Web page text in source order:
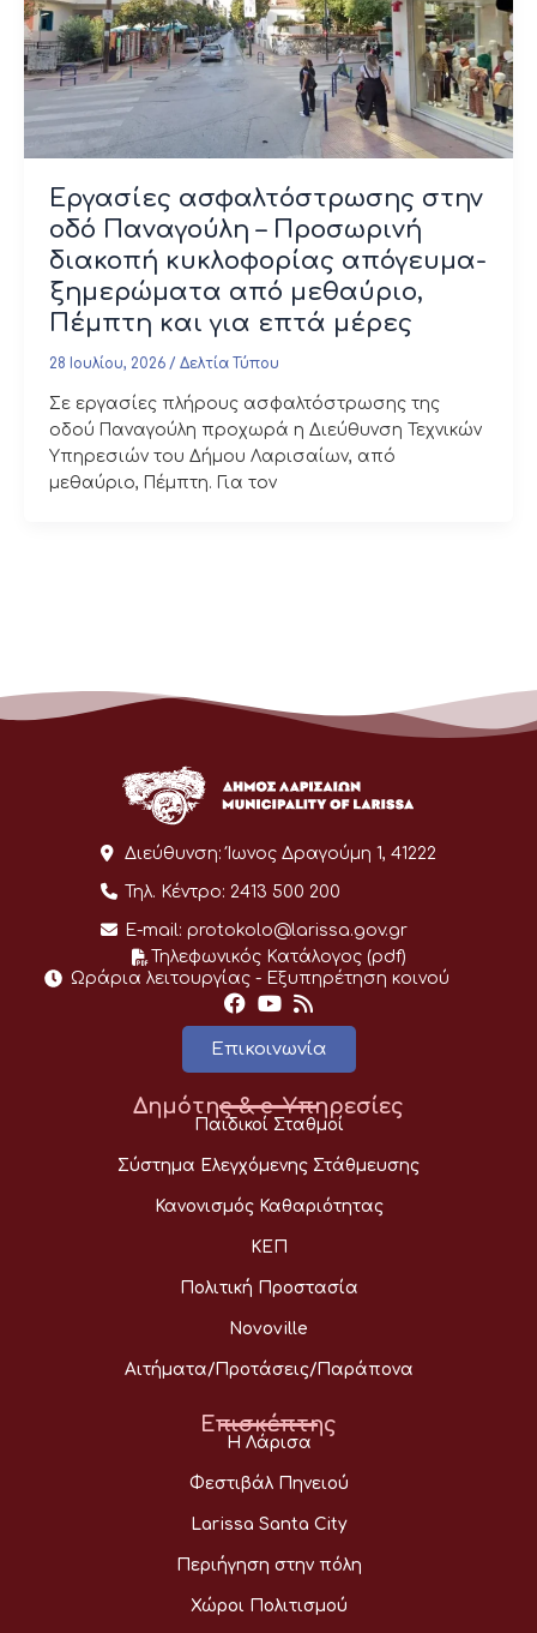
Εργασίες ασφαλτόστρωσης στην
οδό Παναγούλη – Προσωρινή
διακοπή κυκλοφορίας απόγευμα-
ξημερώματα από μεθαύριο,
Πέμπτη και για επτά μέρες
28 Ιουλίου, 2026 / Δελτία Τύπου
Σε εργασίες πλήρους ασφαλτόστρωσης της
οδού Παναγούλη προχωρά η Διεύθυνση Τεχνικών
Υπηρεσιών του Δήμου Λαρισαίων, από
μεθαύριο, Πέμπτη. Για τον
Διεύθυνση: Ίωνος Δραγούμη 1, 41222
Τηλ. Κέντρο: 2413 500 200
E-mail: protokolo@larissa.gov.gr
Τηλεφωνικός Κατάλογος (pdf)
Ωράρια λειτουργίας - Eξυπηρέτηση κοινού
Επικοινωνία
Δημότης & e-Υπηρεσίες
Παιδικοί Σταθμοί
Σύστημα Ελεγχόμενης Στάθμευσης
Κανονισμός Καθαριότητας
ΚΕΠ
Πολιτική Προστασία
Novoville
Αιτήματα/Προτάσεις/Παράπονα
Επισκέπτης
Η Λάρισα
Φεστιβάλ Πηνειού
Larissa Santa City
Περιήγηση στην πόλη
Χώροι Πολιτισμού